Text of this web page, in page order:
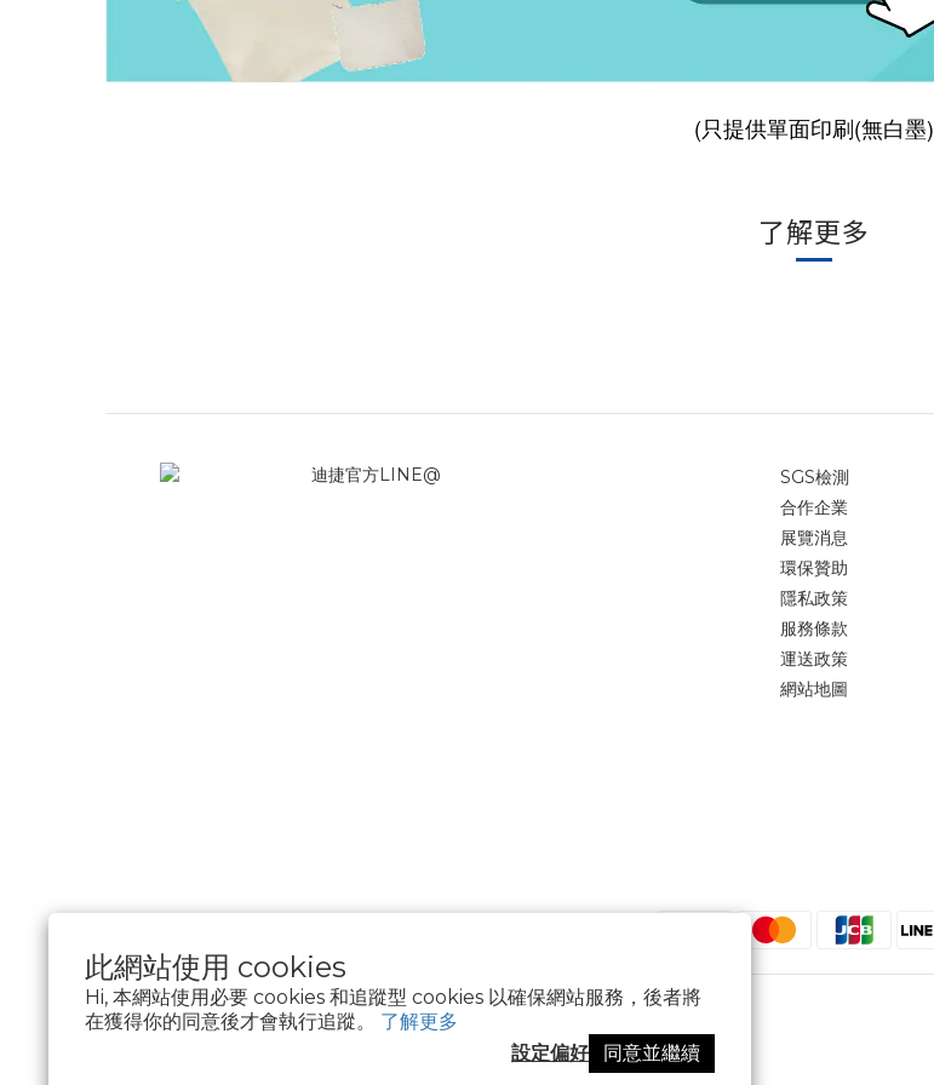
此網站使用 cookies
Hi, 本網站使用必要 cookies 和追蹤型 cookies 以確保網站服務，後者將
在獲得你的同意後才會執行追蹤。 了解更多
設定偏好
同意並繼續
(只提供單面印刷(無白墨)
了解更多
SGS檢測
合作企業
展覽消息
環保贊助
隱私政策
服務條款
運送政策
網站地圖
$ TWD 繁體中文